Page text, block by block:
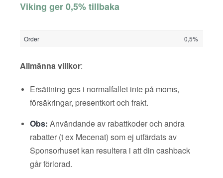
Viking ger 0,5% tillbaka
Order 0,5%
Allmänna villkor:
Ersättning ges i normalfallet inte på moms,
försäkringar, presentkort och frakt.
Obs: Användande av rabattkoder och andra
rabatter (t ex Mecenat) som ej utfärdats av
Sponsorhuset kan resultera i att din cashback
går förlorad.